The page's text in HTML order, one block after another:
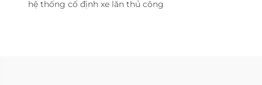
hệ thống cố định xe lăn thủ công